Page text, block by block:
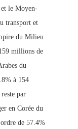
le Moyen-
transport et
du Milieu
millions de
du
à 154
par
en Corée du
de 57.4%